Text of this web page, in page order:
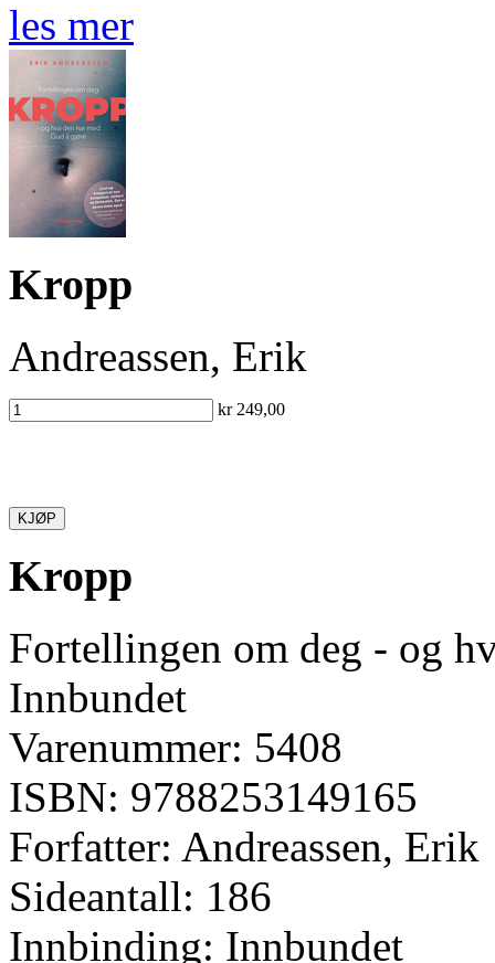
les mer
Kropp
Andreassen, Erik
kr 249,00
KJØP
Kropp
Fortellingen om deg - og
Innbundet
Varenummer: 5408
ISBN: 9788253149165
Forfatter: Andreassen, Erik
Sideantall: 186
Innbinding: Innbundet